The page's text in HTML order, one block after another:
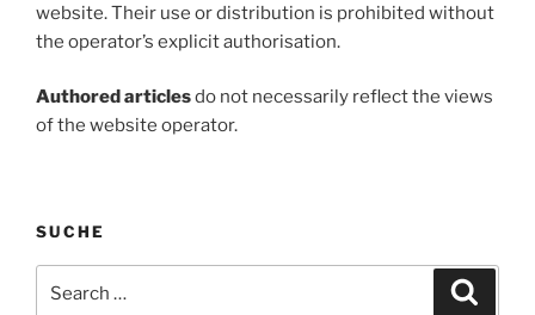
website. Their use or distribution is prohibited without
the operator’s explicit authorisation.
Authored articlesdo not necessarily reflect the views
of the website operator.
SUCHE
for: